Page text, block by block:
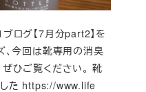
ログ【7月分part2】を
、今回は靴専用の消臭
ひご覧ください。 靴
た https://www.life